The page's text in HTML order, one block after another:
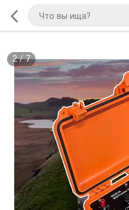
2/7